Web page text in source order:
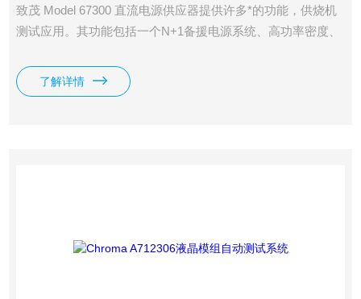
致茂 Model 67300 直流电源供应器提供许多*的功能，供烧机
测试应用。其功能包括一个N+1备援电源系统、高功率密度、
烧机测试机箱系统的能力。
了解详情